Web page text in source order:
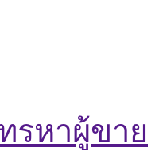
รหาผู้ขาย